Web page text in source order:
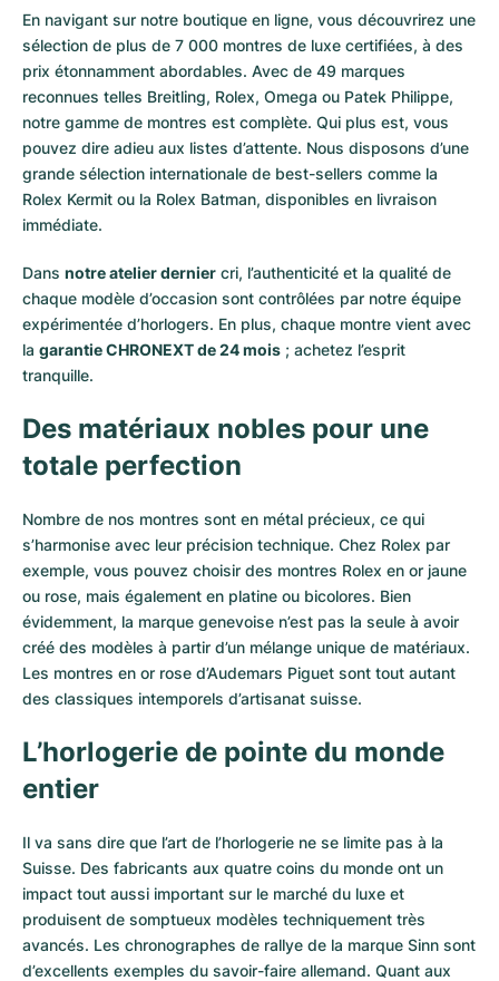
En navigant sur notre boutique en ligne, vous découvrirez une
sélection de plus de 7 000 montres de luxe certifiées, à des
prix étonnamment abordables. Avec de 49 marques
reconnues telles Breitling, Rolex, Omega ou Patek Philippe,
notre gamme de montres est complète. Qui plus est, vous
pouvez dire adieu aux listes d’attente. Nous disposons d’une
grande sélection internationale de best-sellers comme la
Rolex Kermit ou la Rolex Batman, disponibles en livraison
immédiate.
Dans notre atelier dernier cri, l’authenticité et la qualité de
chaque modèle d’occasion sont contrôlées par notre équipe
expérimentée d’horlogers. En plus, chaque montre vient avec
la garantie CHRONEXT de 24 mois ; achetez l’esprit
tranquille.
Des matériaux nobles pour une
totale perfection
Nombre de nos montres sont en métal précieux, ce qui
s’harmonise avec leur précision technique. Chez Rolex par
exemple, vous pouvez choisir des montres Rolex en or jaune
ou rose, mais également en platine ou bicolores. Bien
évidemment, la marque genevoise n’est pas la seule à avoir
créé des modèles à partir d’un mélange unique de matériaux.
Les montres en or rose d’Audemars Piguet sont tout autant
des classiques intemporels d’artisanat suisse.
L’horlogerie de pointe du monde
entier
Il va sans dire que l’art de l’horlogerie ne se limite pas à la
Suisse. Des fabricants aux quatre coins du monde ont un
impact tout aussi important sur le marché du luxe et
produisent de somptueux modèles techniquement très
avancés. Les chronographes de rallye de la marque Sinn sont
d’excellents exemples du savoir-faire allemand. Quant aux